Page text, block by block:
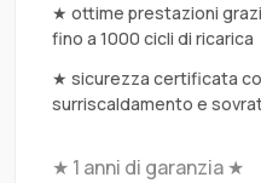
★ ottime prestazioni
fino a 1000 cicli di ricarica
★ sicurezza certificata
surriscaldamento e
★ 1 anni di garanzia ★